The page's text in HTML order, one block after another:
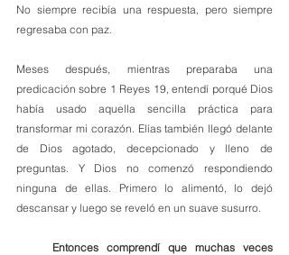
No siempre recibía una respuesta, pero siempre
regresaba con paz.
Meses después, mientras preparaba una
predicación sobre 1 Reyes 19, entendí porqué Dios
había usado aquella sencilla práctica para
transformar mi corazón. Elías también llegó delante
de Dios agotado, decepcionado y lleno de
preguntas. Y Dios no comenzó respondiendo
ninguna de ellas. Primero lo alimentó, lo dejó
descansar y luego se reveló en un suave susurro.
Entonces comprendí que muchas veces